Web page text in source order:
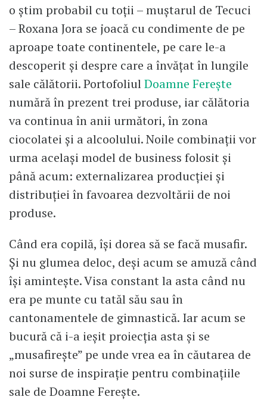
o știm probabil cu toții – muștarul de Tecuci
– Roxana Jora se joacă cu condimente de pe
aproape toate continentele, pe care le-a
descoperit și despre care a învățat în lungile
sale călătorii. PortofoliulDoamne Ferește
numără în prezent trei produse, iar călătoria
va continua în anii următori, în zona
ciocolatei și a alcoolului. Noile combinații vor
urma același model de business folosit și
până acum: externalizarea producției și
distribuției în favoarea dezvoltării de noi
produse.
Când era copilă, își dorea să se facă musafir.
Și nu glumea deloc, deși acum se amuză când
își amintește. Visa constant la asta când nu
era pe munte cu tatăl său sau în
cantonamentele de gimnastică. Iar acum se
bucură că i-a ieșit proiecția asta și se
„musafirește” pe unde vrea ea în căutarea de
noi surse de inspirație pentru combinațiile
sale de Doamne Ferește.